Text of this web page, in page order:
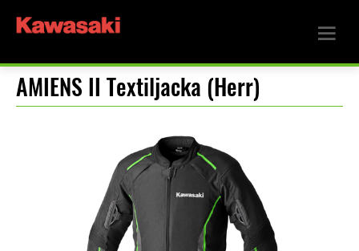
AMIENS II Textiljacka (Herr)